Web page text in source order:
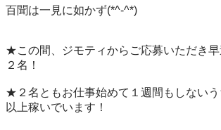
百聞は一見に如かず(*^-^*)
★この間、ジモティからご応募いただき
２名！
★２名ともお仕事始めて１週間もしないう
以上稼いでいます！